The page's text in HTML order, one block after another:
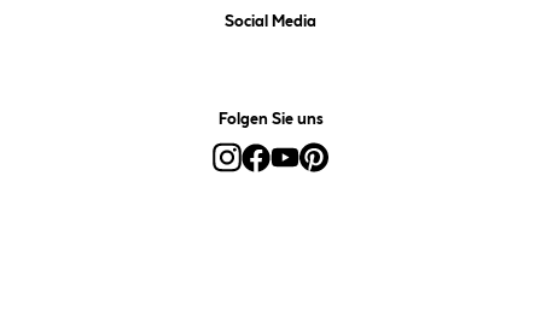
Social Media
Folgen Sie uns